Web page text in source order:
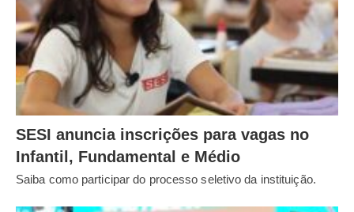
SESI anuncia inscrições para vagas no
Infantil, Fundamental e Médio
Saiba como participar do processo seletivo da instituição.